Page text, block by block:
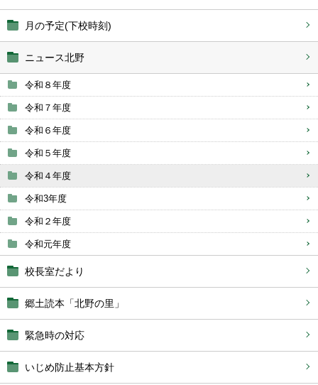
月の予定(下校時刻)
ニュース北野
令和８年度
令和７年度
令和６年度
令和５年度
令和４年度
令和3年度
令和２年度
令和元年度
校長室だより
郷土読本「北野の里」
緊急時の対応
いじめ防止基本方針